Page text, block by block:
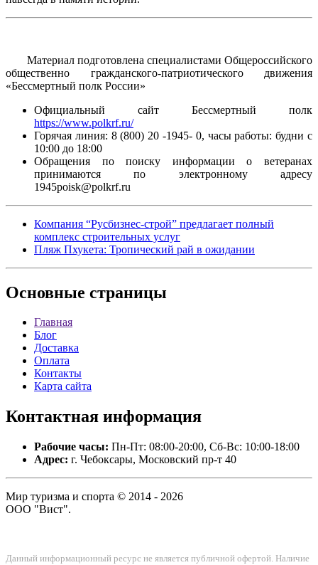
Материал подготовлена специалистами Общероссийского
общественно гражданского-патриотического движения
«Бессмертный полк России»
Официальный сайт Бессмертный полк
https://www.polkrf.ru/
Горячая линия: 8 (800) 20 -1945- 0, часы работы: будни с
10:00 до 18:00
Обращения по поиску информации о ветеранах
принимаются по электронному адресу
1945poisk@polkrf.ru
Компания “Русбизнес-строй” предлагает полный
комплекс строительных услуг
Пляж Пхукета: Тропический рай в ожидании
Основные страницы
Главная
Блог
Доставка
Оплата
Контакты
Карта сайта
Контактная информация
Рабочие часы: Пн-Пт: 08:00-20:00, Сб-Вс: 10:00-18:00
Адрес: г. Чебоксары, Московский пр-т 40
Мир туризма и спорта © 2014 - 2026
ООО "Вист".
Данный информационный ресурс не является публичной офертой. Наличие